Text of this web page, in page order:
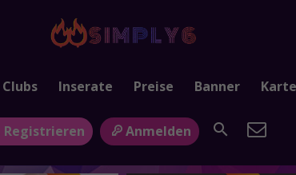
Clubs Inserate Preise Banner Karte
Registrieren Anmelden